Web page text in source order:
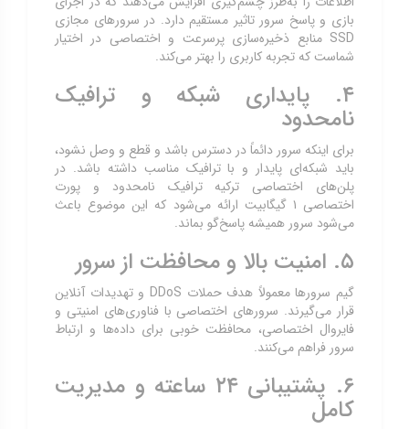
بازی و پاسخ سرور تاثیر مستقیم دارد. در سرورهای مجازی
SSD منابع ذخیره‌سازی پرسرعت و اختصاصی در اختیار
شماست که تجربه کاربری را بهتر می‌کند.
۴. پایداری شبکه و ترافیک
نامحدود
برای اینکه سرور دائماً در دسترس باشد و قطع و وصل نشود،
باید شبکه‌ای پایدار و با ترافیک مناسب داشته باشد. در
پلن‌های اختصاصی ترکیه ترافیک نامحدود و پورت
اختصاصی ۱ گیگابیت ارائه می‌شود که این موضوع باعث
می‌شود سرور همیشه پاسخ‌گو بماند.
۵. امنیت بالا و محافظت از سرور
گیم سرورها معمولاً هدف حملات DDoS و تهدیدات آنلاین
قرار می‌گیرند. سرورهای اختصاصی با فناوری‌های امنیتی و
فایروال اختصاصی، محافظت خوبی برای داده‌ها و ارتباط
سرور فراهم می‌کنند.
۶. پشتیبانی ۲۴ ساعته و مدیریت
کامل